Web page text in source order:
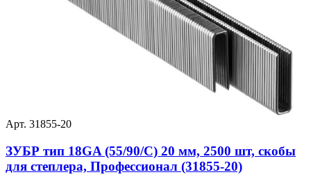
Арт. 31855-20
ЗУБР тип 18GA (55/90/C) 20 мм, 2500 шт, скобы
для степлера, Профессионал (31855-20)